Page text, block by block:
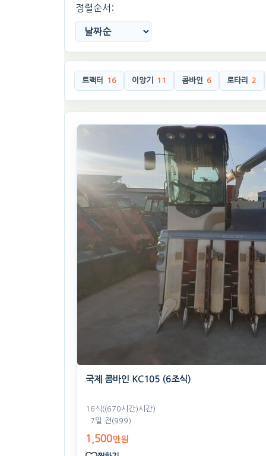
정렬순서:
트랙터 16 이앙기 11 콤바인 6 로타리 2
국제 콤바인 KC105 (6조식)
16식((670시간)시간)
. 7일 전(999)
1,500만원